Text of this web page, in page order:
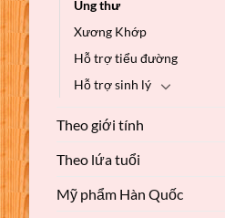
Ung thư
Xương Khớp
Hỗ trợ tiểu đường
Hỗ trợ sinh lý
Theo giới tính
Theo lứa tuổi
Mỹ phẩm Hàn Quốc